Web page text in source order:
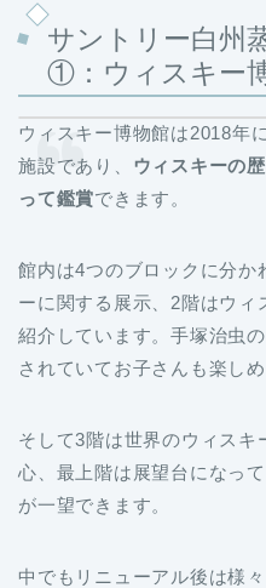
サントリー白州
①：ウィスキー
ウィスキー博物館は2018年
施設であり、 ウィスキーの
って鑑賞できます。
館内は4つのブロックに分か
ーに関する展示、2階はウィ
紹介しています。手塚治虫
されていてお子さんも楽しめ
そして3階は世界のウィスキ
心、最上階は展望台になっ
が一望できます。
中でもリニューアル後は様